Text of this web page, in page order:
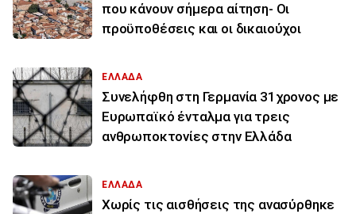
που κάνουν σήμερα αίτηση- Οι
προϋποθέσεις και οι δικαιούχοι
ΕΛΛΑΔΑ
Συνελήφθη στη Γερμανία 31χρονος με
Ευρωπαϊκό ένταλμα για τρεις
ανθρωποκτονίες στην Ελλάδα
ΕΛΛΑΔΑ
Χωρίς τις αισθήσεις της ανασύρθηκε